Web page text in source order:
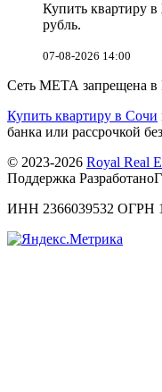
Купить квартиру
рубль.
07-08-2026 14:00
Сеть МЕТА запрещена в
Купить квартиру в Сочи
банка или рассрочкой
© 2023-2026 Royal Real
Поддержка
ИНН 2366039532 ОГРН